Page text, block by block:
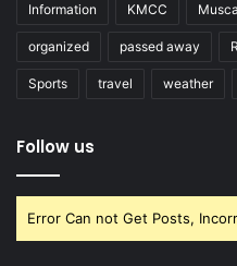
Information KMCC
organized passed away
Sports travel weather
Follow us
Error Can not Get Posts,